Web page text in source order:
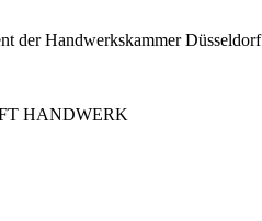
der Handwerkskammer Düsseldorf
HANDWERK